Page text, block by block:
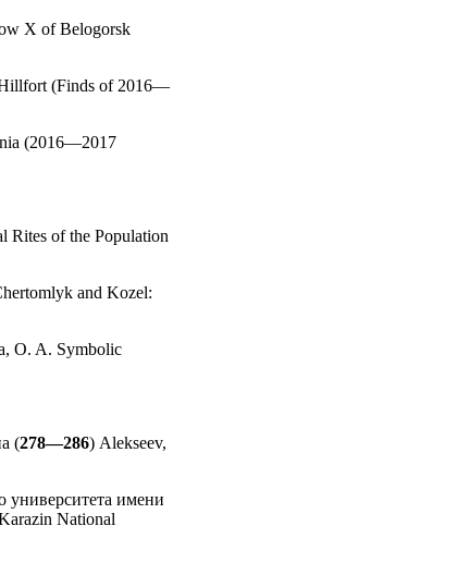
X of Belogorsk
(Finds of 2016—
(2016—2017
Rites of the Population
and Kozel:
O. A. Symbolic
(278—286) Alekseev,
университета имени
National